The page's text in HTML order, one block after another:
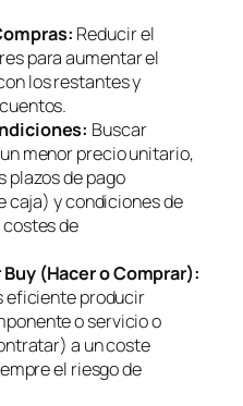
Reducir el
para aumentar el
los restantes y
Buscar
menor precio unitario,
plazos de pago
caja) y condiciones de
de
Buy(Hacer o Comprar):
eficiente producir
o servicio o
a un coste
el riesgo de